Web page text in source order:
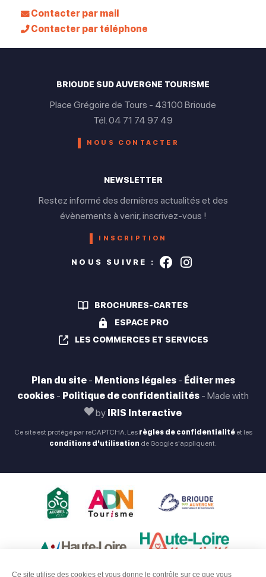
Ce site utilise des cookies et vous donne le contrôle sur ce que vous
Contacter par mail
Contacter par téléphone
BRIOUDE SUD AUVERGNE TOURISME
Place Grégoire de Tours - 43100 Brioude
Tél. 04 71 74 97 49
NOUS CONTACTER
NEWSLETTER
Restez informé des dernières actualités et des
évènements à venir, inscrivez-vous !
INSCRIPTION
NOUS SUIVRE : Suivez-nous
Suivez-
BROCHURES-CARTES
ESPACE PRO
LES COMMERCES ET SERVICES
Plan du site - Mentions légales - Éditer mes
cookies - Politique de confidentialités - Made with
by IRIS Interactive
Ce site est protégé par reCAPTCHA. Les règles de confidentialitéet les
conditions d'utilisation de Google s'appliquent.